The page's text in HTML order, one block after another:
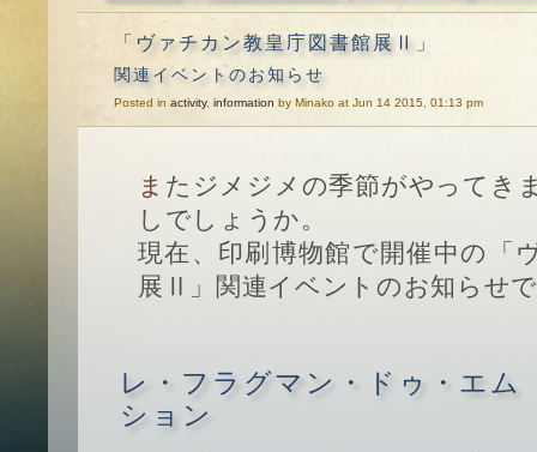
「ヴァチカン教皇庁図書館展Ⅱ」
関連イベントのお知らせ
Posted in activity, information by Minako at Jun 14 2015, 01:13 pm
またジメジメの季節がやってきましたが、いかがお過ご
しでしょうか。
現在、印刷博物館で開催中の「
展Ⅱ」関連イベントのお知らせ
レ・フラグマン・ドゥ・エ
ション